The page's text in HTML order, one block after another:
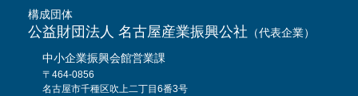
構成団体
公益財団法人 名古屋産業振興公社 （代表企業）
中小企業振興会館営業課
〒464-0856
名古屋市千種区吹上二丁目6番3号